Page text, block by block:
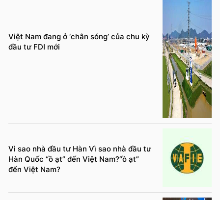
Việt Nam đang ở ‘chân sóng’ của chu kỳ
đầu tư FDI mới
Vì sao nhà đầu tư Hàn Vì sao nhà đầu tư
Hàn Quốc “ồ ạt” đến Việt Nam?“ồ ạt”
đến Việt Nam?